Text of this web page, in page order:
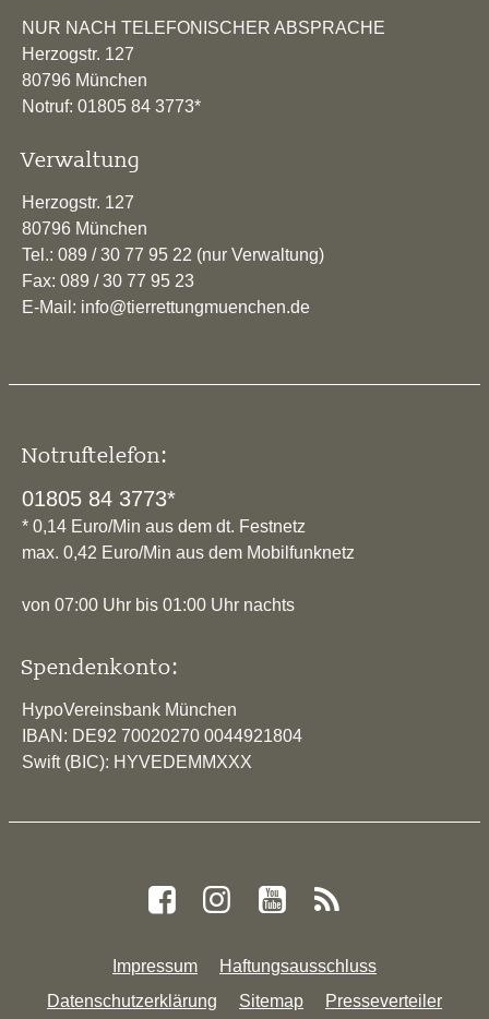
NUR NACH TELEFONISCHER ABSPRACHE
Herzogstr. 127
80796 München
Notruf: 01805 84 3773*
Verwaltung
Herzogstr. 127
80796 München
Tel.: 089 / 30 77 95 22 (nur Verwaltung)
Fax: 089 / 30 77 95 23
E-Mail: info@tierrettungmuenchen.de
Notruftelefon:
01805 84 3773*
* 0,14 Euro/Min aus dem dt. Festnetz
max. 0,42 Euro/Min aus dem Mobilfunknetz
von 07:00 Uhr bis 01:00 Uhr nachts
Spendenkonto:
HypoVereinsbank München
IBAN: DE92 70020270 0044921804
Swift (BIC): HYVEDEMMXXX
Impressum
Haftungsausschluss
Datenschutzerklärung
Sitemap Presseverteiler